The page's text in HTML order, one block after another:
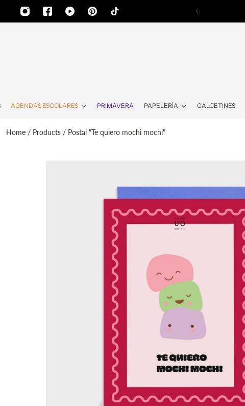
CONTENIDO
AGENDAS ESCOLARES PRIMAVERA PAPELERÍA CALCETINES
Home / Products / Postal "Te quiero mochi mochi"